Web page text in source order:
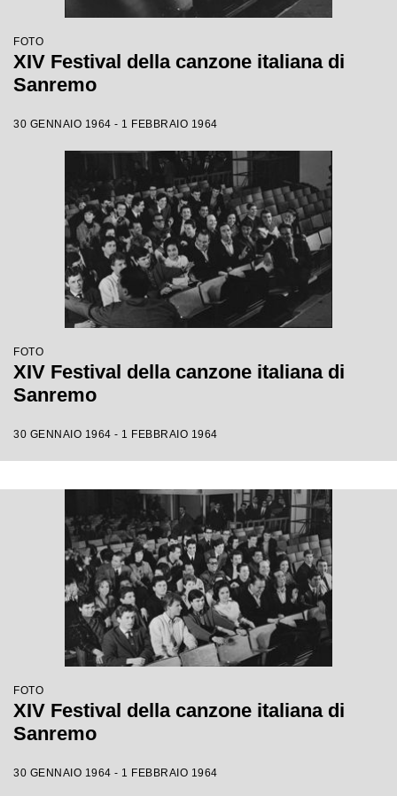
FOTO
XIV Festival della canzone italiana di
Sanremo
30 GENNAIO 1964 - 1 FEBBRAIO 1964
FOTO
XIV Festival della canzone italiana di
Sanremo
30 GENNAIO 1964 - 1 FEBBRAIO 1964
FOTO
XIV Festival della canzone italiana di
Sanremo
30 GENNAIO 1964 - 1 FEBBRAIO 1964